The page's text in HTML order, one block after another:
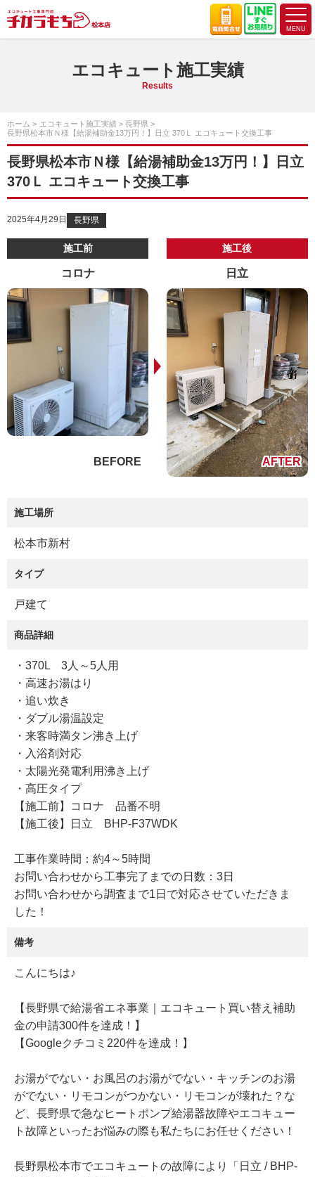
エコキュート施工実績
Results
ホーム エコキュート施工実績
長野県
長野県松本市Ｎ様【給湯補助金13万円！】日立 370Ｌ エコキュート交換工事
長野県松本市Ｎ様【給湯補助金13万円！】日立
370Ｌ エコキュート交換工事
2025年4月29日 長野県
施工前
コロナ
施工後
日立
施工場所
松本市新村
タイプ
戸建て
商品詳細
・370L 3人～5人用
・高速お湯はり
・追い炊き
・ダブル湯温設定
・来客時満タン沸き上げ
・入浴剤対応
・太陽光発電利用沸き上げ
・高圧タイプ
【施工前】コロナ 品番不明
【施工後】日立 BHP-F37WDK
工事作業時間：約4～5時間
お問い合わせから工事完了までの日数：3日
お問い合わせから調査まで1日で対応させていただきま
した！
備考
こんにちは♪
【長野県で給湯省エネ事業｜エコキュート買い替え補助
金の申請300件を達成！】
【Googleクチコミ220件を達成！】
お湯がでない・お風呂のお湯がでない・キッチンのお湯
がでない・リモコンがつかない・リモコンが壊れた？な
ど、長野県で急なヒートポンプ給湯器故障やエコキュー
ト故障といったお悩みの際も私たちにお任せください！
長野県松本市でエコキュートの故障により「日立 / BHP-